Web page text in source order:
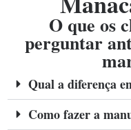
O que os
perguntar
Qual a diferença
Como fazer a